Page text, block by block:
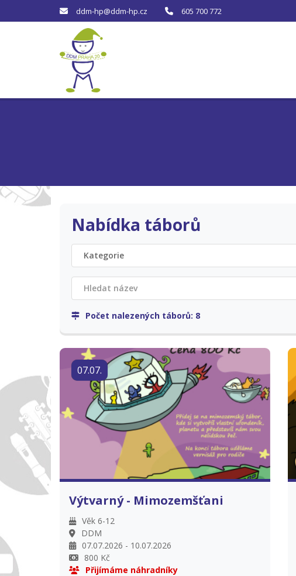
ddm-hp@ddm-hp.cz 605 700 772
Nabídka táborů
Kategorie
Počet nalezených táborů: 8
07.07.
Výtvarný - Mimozemšťani
Věk 6-12
DDM
07.07.2026 - 10.07.2026
800 Kč
Přijímáme náhradníky